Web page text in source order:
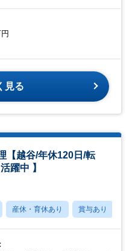
見る
【越谷/年休120日/転
躍中 】
産休・育休あり 賞与あり